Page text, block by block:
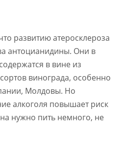
развитию атеросклероза
антоцианидины. Они в
в вине из
винограда, особенно
Молдовы. Но
алкоголя повышает риск
нужно пить немного, не